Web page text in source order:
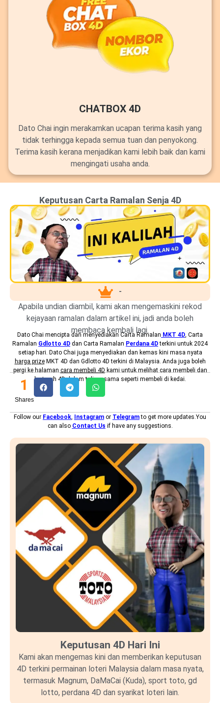
CHATBOX 4D
Dato Chai ingin merakamkan ucapan terima kasih yang
tidak terhingga kepada semua tuan dan penyokong.
Terima kasih kerana menjadikan kami lebih baik dan kami
mengingati usaha anda.
Keputusan Carta Ramalan Senja 4D
-
Apabila undian diambil, kami akan mengemaskini rekod
kejayaan ramalan dalam artikel ini, jadi anda boleh
membaca kembali lagi.
Dato Chai mencipta dan menyediakan Carta Ramalan MKT 4D , Carta
Ramalan Gdlotto 4D dan Carta Ramalan Perdana 4Dterkini untuk 2024
setiap hari. Dato Chai juga menyediakan dan kemas kini masa nyata
harga prizeMKT 4D dan Gdlotto 4D terkini di Malaysia. Anda juga boleh
pergi ke halaman cara membeli 4D kami untuk melihat cara membeli dan
bertaruh 4D dalam talian, sama seperti membeli di kedai.
Shares
1
Follow our Facebook, Instagram or Telegramto get more updates.You
can also Contact Us if have any suggestions.
Keputusan 4D Hari Ini
Kami akan mengemas kini dan memberikan keputusan
4D terkini permainan loteri Malaysia dalam masa nyata,
termasuk Magnum, DaMaCai (Kuda), sport toto, gd
lotto, perdana 4D dan syarikat loteri lain.